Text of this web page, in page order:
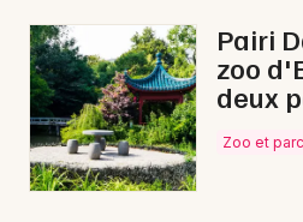
Sports
Soirées
Sorties famille
Paris
Strasbourg
Toulouse
Pairi
zoo
deux
Zoo et